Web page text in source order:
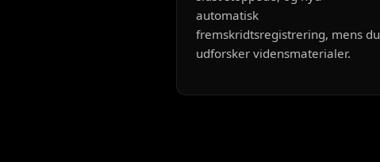
automatisk
fremskridtsregistrering, mens du
udforsker vidensmaterialer.